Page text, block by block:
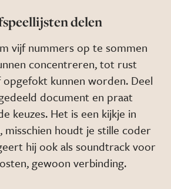
delen
vijf nummers op te sommen
concentreren, tot rust
kunnen worden. Deel
document en praat
keuzes. Het is een kijkje in
misschien houdt je stille coder
hij ook als soundtrack voor
gewoon verbinding.